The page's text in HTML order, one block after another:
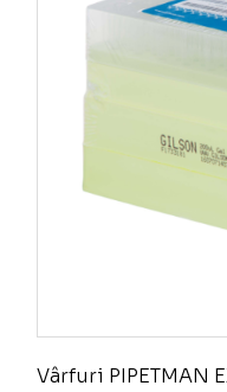
Vârfuri PIPETMAN